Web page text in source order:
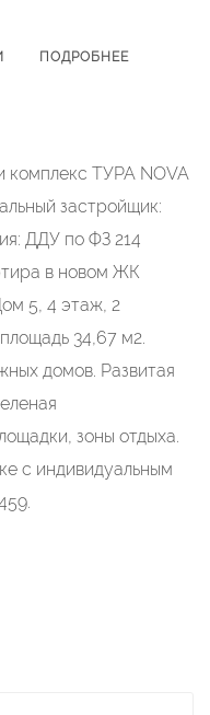
ПОДРОБНЕЕ
комплекс ТУРА NOVA
застройщик:
ДДУ по ФЗ 214
в новом ЖК
5, 4 этаж, 2
34,67 м2.
домов. Развитая
зоны отдыха.
с индивидуальным